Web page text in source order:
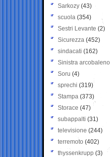
Sarkozy (43)
scuola (354)
Sestri Levante (2)
Sicurezza (452)
sindacati (162)
Sinistra arcobaleno
Soru (4)
sprechi (319)
Stampa (373)
Storace (47)
subappalti (31)
televisione(244)
terremoto (402)
thyssenkrupp (3)